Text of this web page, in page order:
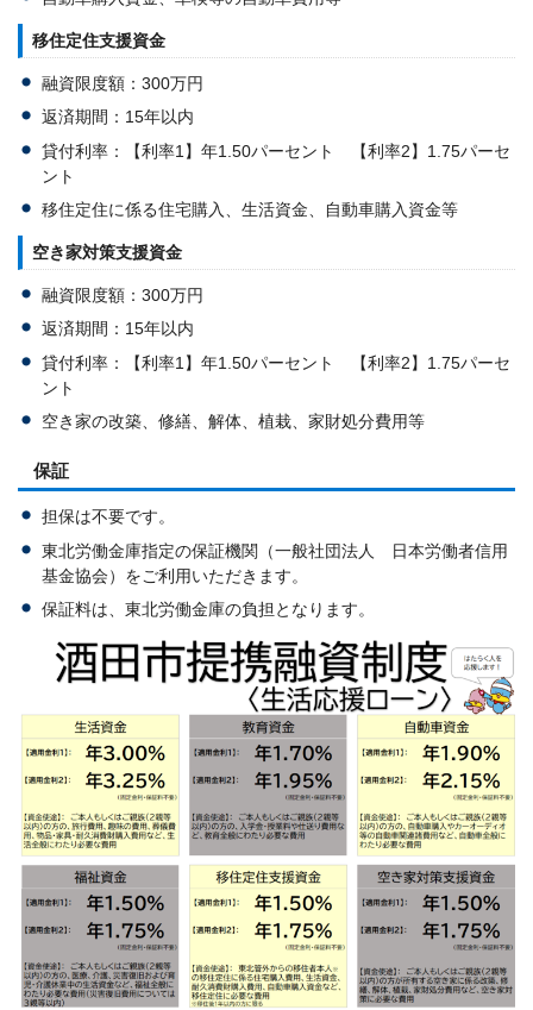
移住定住支援資金
融資限度額：300万円
返済期間：15年以内
貸付利率：【利率1】年1.50パーセント 【利率2】1.75パーセ
ント
移住定住に係る住宅購入、生活資金、自動車購入資金等
空き家対策支援資金
融資限度額：300万円
返済期間：15年以内
貸付利率：【利率1】年1.50パーセント 【利率2】1.75パーセ
ント
空き家の改築、修繕、解体、植栽、家財処分費用等
保証
担保は不要です。
東北労働金庫指定の保証機関（一般社団法人 日本労働者信用
基金協会）をご利用いただきます。
保証料は、東北労働金庫の負担となります。